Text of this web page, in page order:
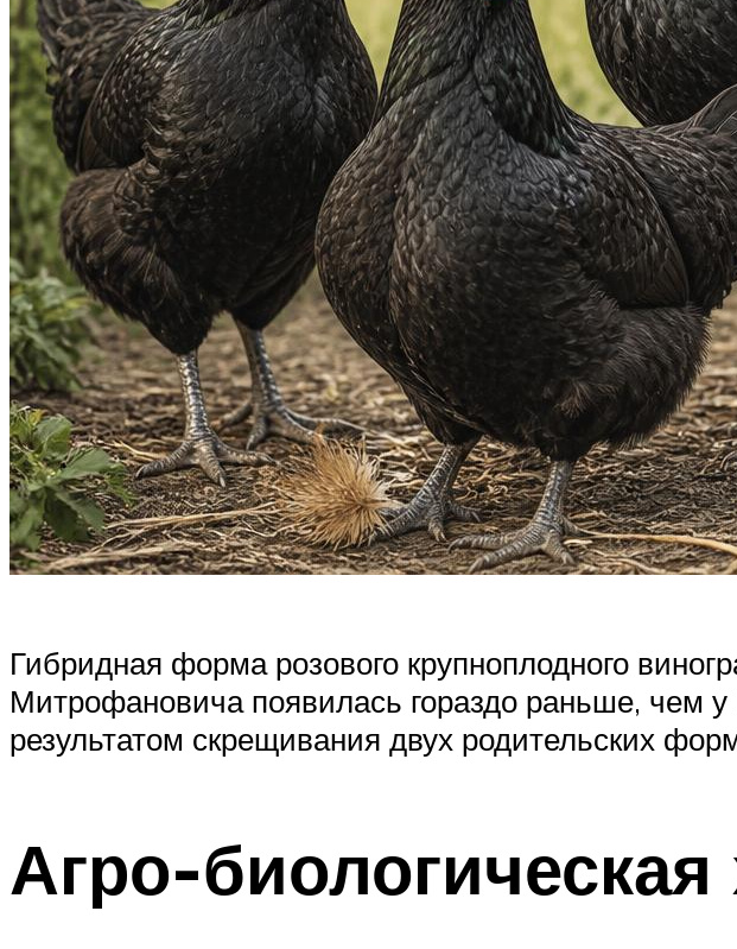
Гибридная форма розового крупноплодного
Митрофановича появилась гораздо раньше, чем
результатом скрещивания двух родительских
Агро-биологическая